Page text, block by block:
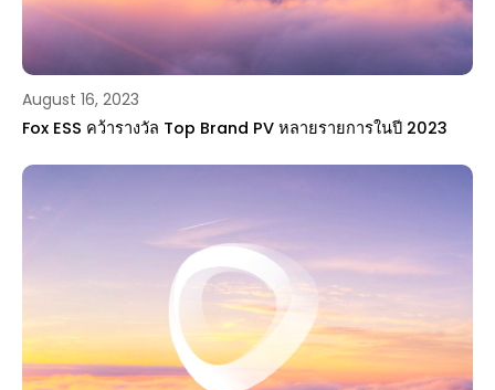
August 16, 2023
Fox ESS คว้ารางวัล Top Brand PV หลายรายการในปี 2023